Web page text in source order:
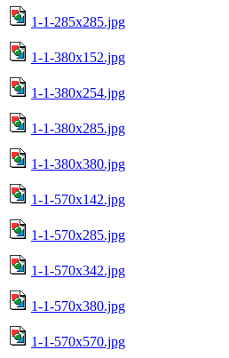
1-1-285x285.jpg
1-1-380x152.jpg
1-1-380x254.jpg
1-1-380x285.jpg
1-1-380x380.jpg
1-1-570x142.jpg
1-1-570x285.jpg
1-1-570x342.jpg
1-1-570x380.jpg
1-1-570x570.jpg